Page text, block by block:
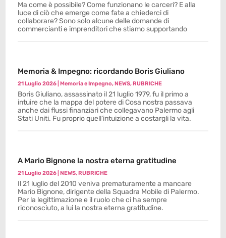
Ma come è possibile? Come funzionano le carceri? E alla
luce di ciò che emerge come fate a chiederci di
collaborare? Sono solo alcune delle domande di
commercianti e imprenditori che stiamo supportando
Memoria & Impegno: ricordando Boris Giuliano
21 Luglio 2026 Memoria e Impegno, NEWS, RUBRICHE
Boris Giuliano, assassinato il 21 luglio 1979, fu il primo a
intuire che la mappa del potere di Cosa nostra passava
anche dai flussi finanziari che collegavano Palermo agli
Stati Uniti. Fu proprio quell’intuizione a costargli la vita.
A Mario Bignone la nostra eterna gratitudine
21 Luglio 2026 NEWS, RUBRICHE
Il 21 luglio del 2010 veniva prematuramente a mancare
Mario Bignone, dirigente della Squadra Mobile di Palermo.
Per la legittimazione e il ruolo che ci ha sempre
riconosciuto, a lui la nostra eterna gratitudine.